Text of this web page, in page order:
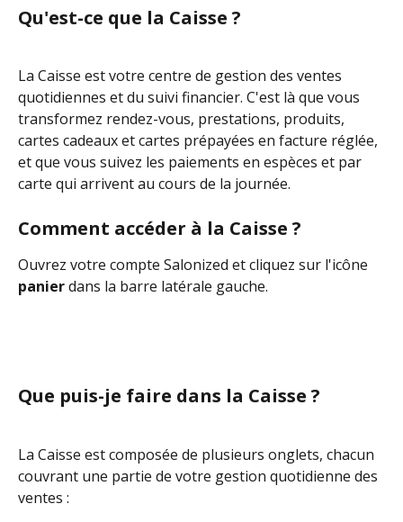
Qu'est-ce que la Caisse ?
La Caisse est votre centre de gestion des ventes
quotidiennes et du suivi financier. C'est là que vous
transformez rendez-vous, prestations, produits,
cartes cadeaux et cartes prépayées en facture réglée,
et que vous suivez les paiements en espèces et par
carte qui arrivent au cours de la journée.
Comment accéder à la Caisse ?
Ouvrez votre compte Salonized et cliquez sur l'icône
panier dans la barre latérale gauche.
Que puis-je faire dans la Caisse ?
La Caisse est composée de plusieurs onglets, chacun
couvrant une partie de votre gestion quotidienne des
ventes :